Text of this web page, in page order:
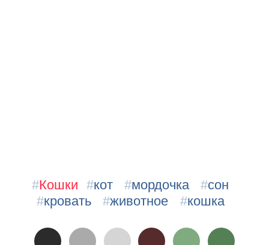
#Кошки #кот #мордочка #сон
#кровать #животное #кошка